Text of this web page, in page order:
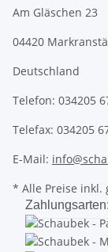
Am Gläschen 23
04420
Deutschland
Telefon: 034205
Telefax: 034205
E-Mail:
* Alle Preise inkl.
Zahlungsarten: